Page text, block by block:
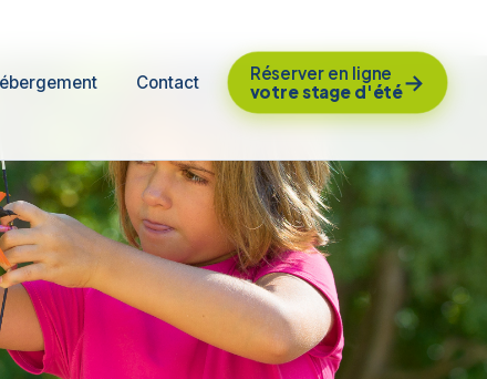
Contact
Réserver en ligne
votre stage d'été→